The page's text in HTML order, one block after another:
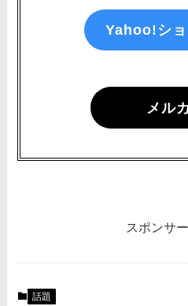
Yahoo!シ
メル
スポンサ
話題